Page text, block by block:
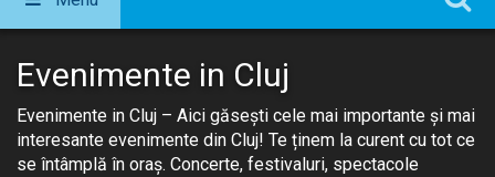
Evenimente in Cluj
Evenimente in Cluj – Aici găsești cele mai importante și mai
interesante evenimente din Cluj! Te ținem la curent cu tot ce
se întâmplă în oraș. Concerte, festivaluri, spectacole